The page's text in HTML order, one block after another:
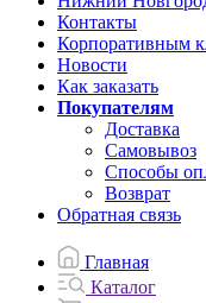
Контакты
Корпоративным
Новости
Как заказать
Покупателям
Доставка
Самовывоз
Способы
Возврат
Обратная связь
Главная
Каталог